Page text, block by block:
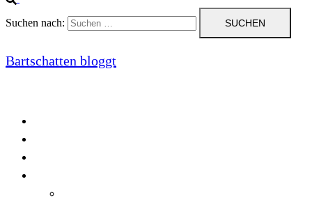
Suchen nach:
Bartschatten bloggt